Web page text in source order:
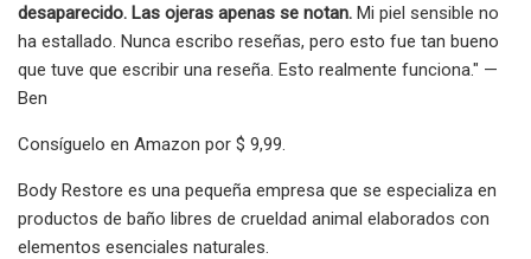
desaparecido. Las ojeras apenas se notan. Mi piel sensible no
ha estallado. Nunca escribo reseñas, pero esto fue tan bueno
que tuve que escribir una reseña. Esto realmente funciona." —
Ben
Consíguelo en Amazon por $ 9,99.
Body Restore es una pequeña empresa que se especializa en
productos de baño libres de crueldad animal elaborados con
elementos esenciales naturales.